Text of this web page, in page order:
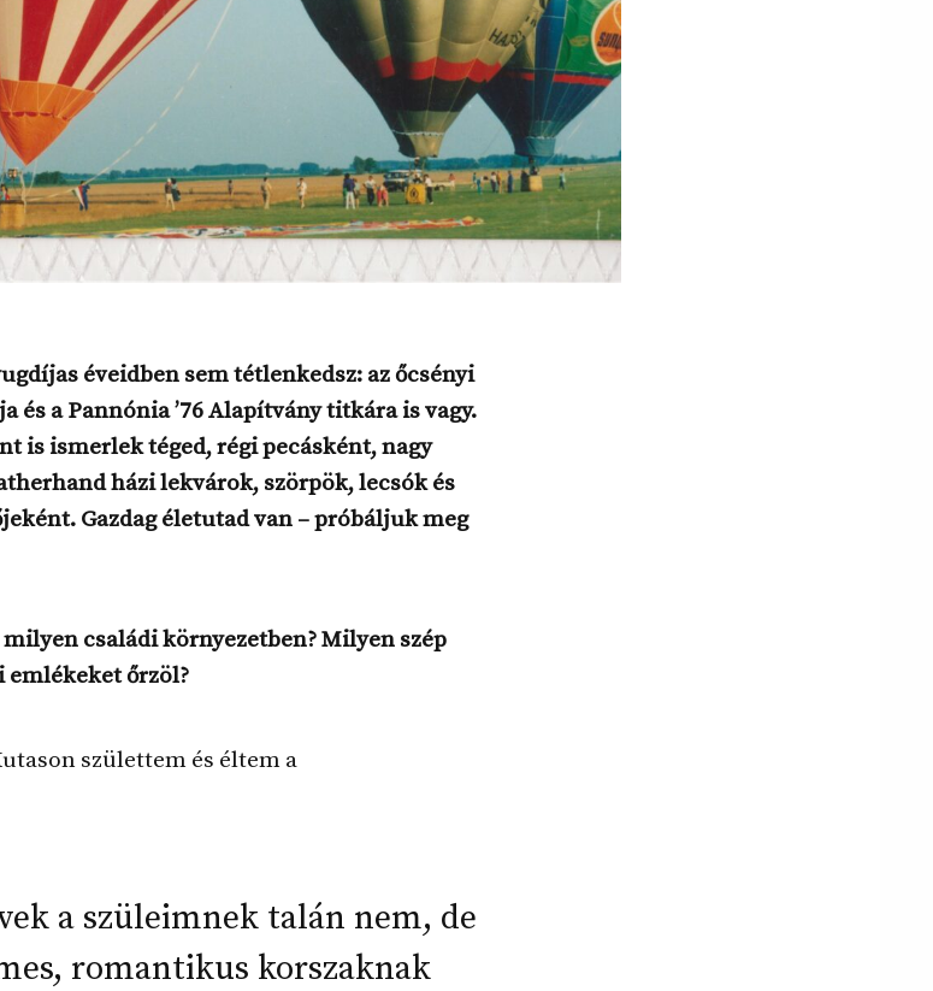
éveidben sem tétlenkedsz: az őcsényi
és a Pannónia ’76 Alapítvány titkára is vagy.
is ismerlek téged, régi pecásként, nagy
házi lekvárok, szörpök, lecsók és
Gazdag életutad van – próbáljuk meg
családi környezetben? Milyen szép
őrzöl?
születtem és éltem a
a szüleimnek talán nem, de
romantikus korszaknak